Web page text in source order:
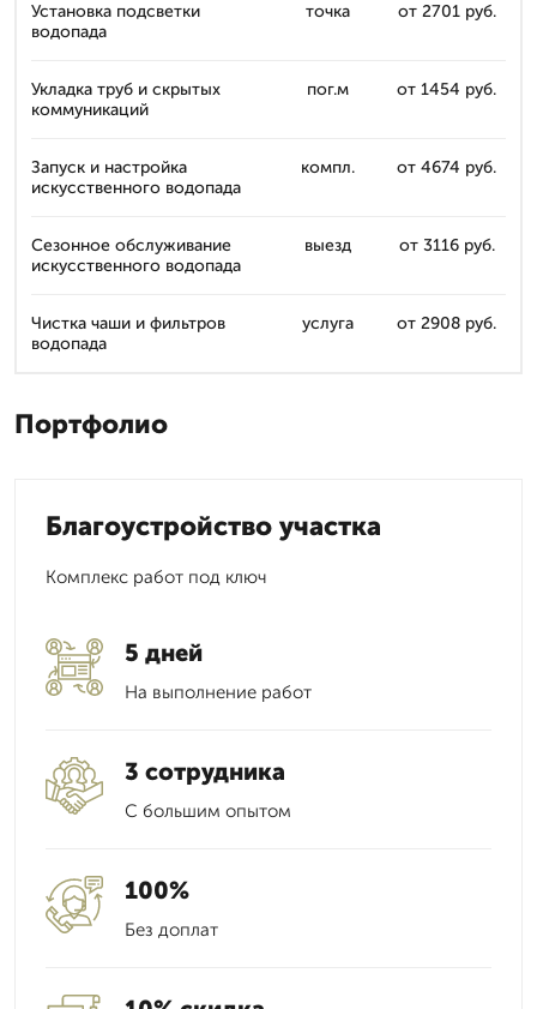
Установка подсветки
водопада
точка от 2701 руб.
Укладка труб и скрытых
коммуникаций
пог.м от 1454 руб.
Запуск и настройка
искусственного водопада
компл. от 4674 руб.
Сезонное обслуживание
искусственного водопада
выезд от 3116 руб.
Чистка чаши и фильтров
водопада
услуга от 2908 руб.
Портфолио
Благоустройство участка
Комплекс работ под ключ
5 дней
На выполнение работ
3 сотрудника
С большим опытом
100%
Без доплат